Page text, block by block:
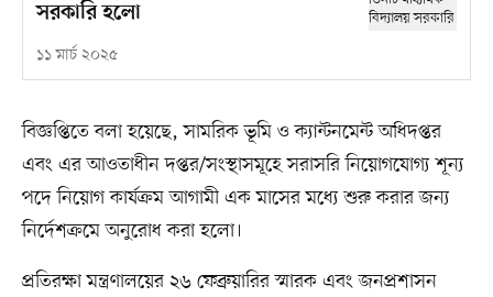
সরকারি হলো
১১ মার্চ ২০২৫
বিজ্ঞপ্তিতে বলা হয়েছে, সামরিক ভূমি ও ক্যান্টনমেন্ট অধিদপ্তর
এবং এর আওতাধীন দপ্তর/সংস্থাসমূহে সরাসরি নিয়োগযোগ্য শূন্য
পদে নিয়োগ কার্যক্রম আগামী এক মাসের মধ্যে শুরু করার জন্য
নির্দেশক্রমে অনুরোধ করা হলো।
প্রতিরক্ষা মন্ত্রণালয়ের ২৬ ফেব্রুয়ারির স্মারক এবং জনপ্রশাসন